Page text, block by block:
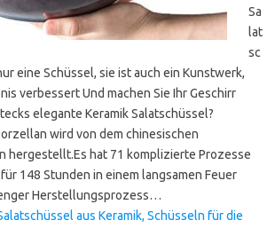
Sa
lat
sc
eine Schüssel, sie ist auch ein Kunstwerk,
verbessert Und machen Sie Ihr Geschirr
elegante Keramik Salatschüssel?
wird von dem chinesischen
hergestellt.Es hat 71 komplizierte Prozesse
148 Stunden in einem langsamen Feuer
Herstellungsprozess…
aus Keramik, Schüsseln für die